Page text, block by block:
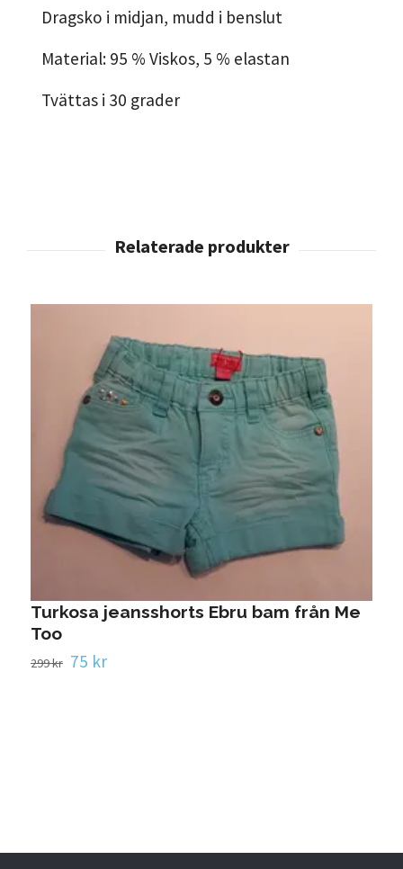
Dragsko i midjan, mudd i benslut
Material: 95 % Viskos, 5 % elastan
Tvättas i 30 grader
Turkosa jeansshorts Ebru bam från Me
Too
299 kr 75 kr